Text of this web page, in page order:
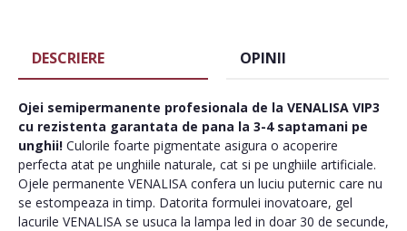
DESCRIERE OPINII
Ojei semipermanente profesionala de la VENALISA VIP3
cu rezistenta garantata de pana la 3-4 saptamani pe
unghii! Culorile foarte pigmentate asigura o acoperire
perfecta atat pe unghiile naturale, cat si pe unghiile artificiale.
Ojele permanente VENALISA confera un luciu puternic care nu
se estompeaza in timp. Datorita formulei inovatoare, gel
lacurile VENALISA se usuca la lampa led in doar 30 de secunde,